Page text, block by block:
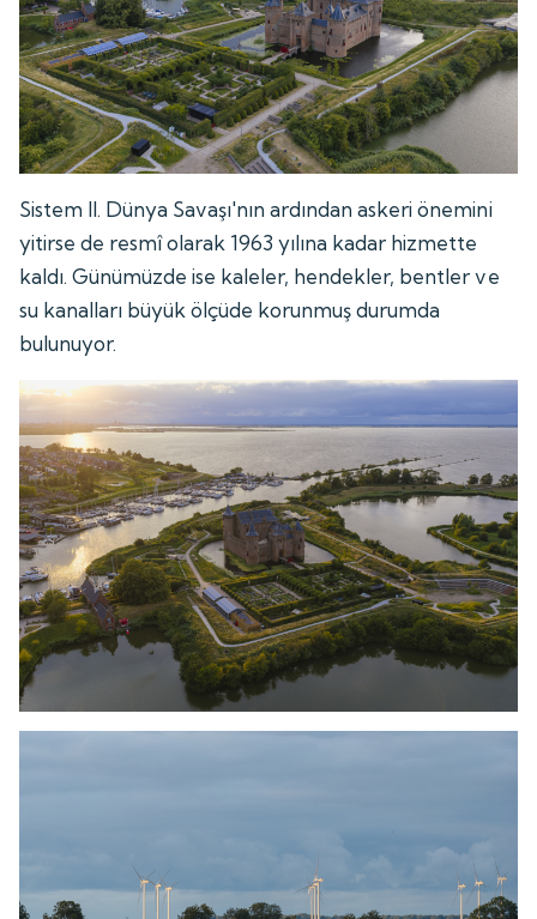
Sistem II. Dünya Savaşı'nın ardından askeri önemini
yitirse de resmî olarak 1963 yılına kadar hizmette
kaldı. Günümüzde ise kaleler, hendekler, bentler ve
su kanalları büyük ölçüde korunmuş durumda
bulunuyor.